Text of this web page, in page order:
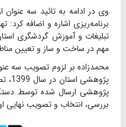
وی در ادامه به تائید سه
برنامه‌ریزی اشاره و اضافه کرد:
تبلیغات و آموزش گردشگری
مهم در ساخت و ساز و تعیین
پژوهشی ارسال شده توسط
بررسی، انتخاب و تصویب نهایی